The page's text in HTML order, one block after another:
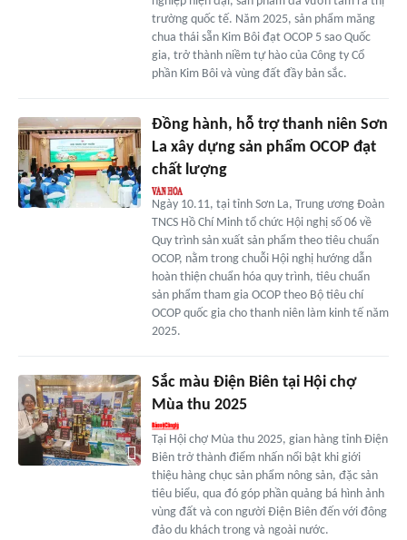
trường quốc tế. Năm 2025, sản phẩm măng
chua thái sẵn Kim Bôi đạt OCOP 5 sao Quốc
gia, trở thành niềm tự hào của Công ty Cổ
phần Kim Bôi và vùng đất đầy bản sắc.
Đồng hành, hỗ trợ thanh niên Sơn
La xây dựng sản phẩm OCOP đạt
chất lượng
Ngày 10.11, tại tỉnh Sơn La, Trung ương Đoàn
TNCS Hồ Chí Minh tổ chức Hội nghị số 06 về
Quy trình sản xuất sản phẩm theo tiêu chuẩn
OCOP, nằm trong chuỗi Hội nghị hướng dẫn
hoàn thiện chuẩn hóa quy trình, tiêu chuẩn
sản phẩm tham gia OCOP theo Bộ tiêu chí
OCOP quốc gia cho thanh niên làm kinh tế năm
2025.
Sắc màu Điện Biên tại Hội chợ
Mùa thu 2025
Tại Hội chợ Mùa thu 2025, gian hàng tỉnh Điện
Biên trở thành điểm nhấn nổi bật khi giới
thiệu hàng chục sản phẩm nông sản, đặc sản
tiêu biểu, qua đó góp phần quảng bá hình ảnh
vùng đất và con người Điện Biên đến với đông
đảo du khách trong và ngoài nước.